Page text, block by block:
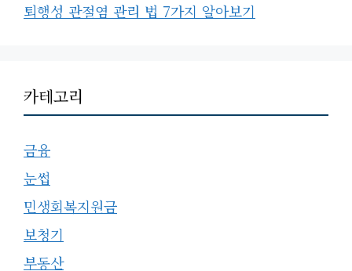
퇴행성 관절염 관리 법 7가지 알아보기
카테고리
금융
눈썹
민생회복지원금
보청기
부동산